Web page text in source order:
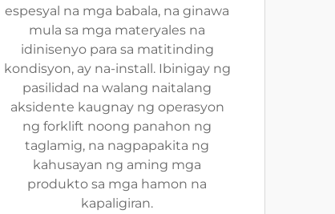
espesyal na mga babala, na ginawa
mula sa mga materyales na
idinisenyo para sa matitinding
kondisyon, ay na-install. Ibinigay ng
pasilidad na walang naitalang
aksidente kaugnay ng operasyon
ng forklift noong panahon ng
taglamig, na nagpapakita ng
kahusayan ng aming mga
produkto sa mga hamon na
kapaligiran.